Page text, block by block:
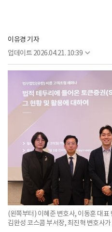
이유경 기자
업데이트 2026.04.21. 10:39
(왼쪽부터) 이혜준 변호사, 이동훈 대
김완성 코스콤 부서장, 최진혁 변호사